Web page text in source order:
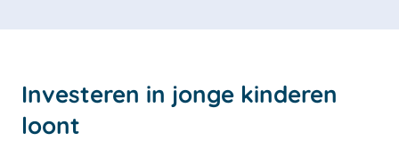
Investeren in jonge kinderen
loont